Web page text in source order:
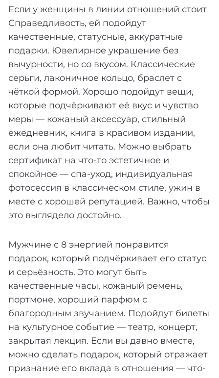
Если у женщины в линии отношений стоит
Справедливость, ей подойдут
качественные, статусные, аккуратные
подарки. Ювелирное украшение без
вычурности, но со вкусом. Классические
серьги, лаконичное кольцо, браслет с
чёткой формой. Хорошо подойдут вещи,
которые подчёркивают её вкус и чувство
меры — кожаный аксессуар, стильный
ежедневник, книга в красивом издании,
если она любит читать. Можно выбрать
сертификат на что-то эстетичное и
спокойное — спа-уход, индивидуальная
фотосессия в классическом стиле, ужин в
месте с хорошей репутацией. Важно, чтобы
это выглядело достойно.
Мужчине с 8 энергией понравится
подарок, который подчёркивает его статус
и серьёзность. Это могут быть
качественные часы, кожаный ремень,
портмоне, хороший парфюм с
благородным звучанием. Подойдут билеты
на культурное событие — театр, концерт,
закрытая лекция. Если вы давно вместе,
можно сделать подарок, который отражает
признание его вклада в отношения — что-